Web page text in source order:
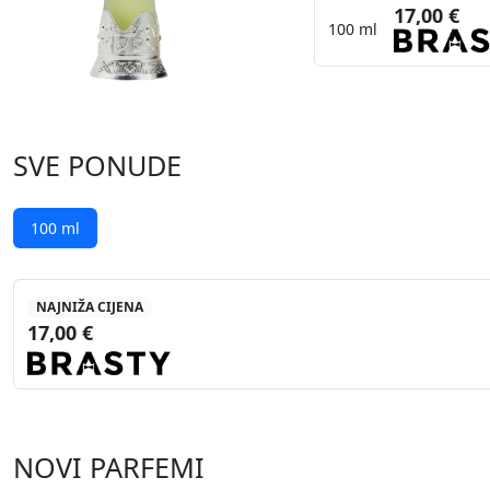
100 ml
17,00 €
SVE PONUDE
100 ml
NAJNIŽA CIJENA
17,00 €
NOVI PARFEMI